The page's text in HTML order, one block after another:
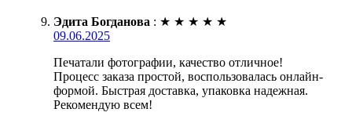
Эдита Богданова : ★ ★ ★ ★ ★
09.06.2025
Печатали фотографии, качество отличное!
Процесс заказа простой, воспользовалась онлайн-
формой. Быстрая доставка, упаковка надежная.
Рекомендую всем!